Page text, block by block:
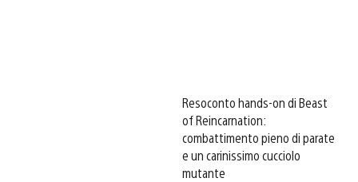
Resoconto hands-on di Beast
of Reincarnation:
combattimento pieno di parate
e un carinissimo cucciolo
mutante